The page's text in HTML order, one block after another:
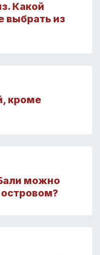
Какой
выбрать из
кроме
можно